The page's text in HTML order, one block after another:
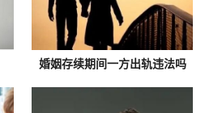
婚姻存续期间一方出轨违法吗